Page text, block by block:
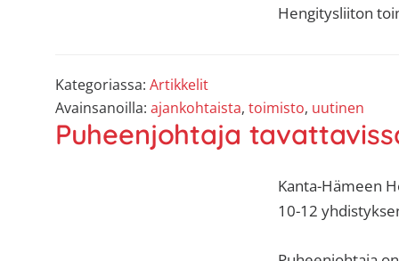
Hengitysliiton
Kategoriassa: Artikkelit
Avainsanoilla: ajankohtaista, toimisto, uutinen
Puheenjohtaja
Kanta-Hämeen
10-12